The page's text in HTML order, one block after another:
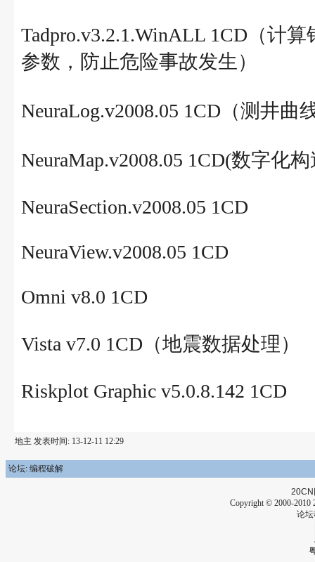
Tadpro.v3.2.1.WinALL 1CD（计
参数，防止危险事故发生）
NeuraLog.v2008.05 1CD（测井曲
NeuraMap.v2008.05 1CD(数字化
NeuraSection.v2008.05 1CD
NeuraView.v2008.05 1CD
Omni v8.0 1CD
Vista v7.0 1CD（地震数据处理）
Riskplot Graphic v5.0.8.142 1CD
地主 发表时间: 13-12-11 12:29
论坛: 编程破解
20CN
Copyright © 2000-2010
论